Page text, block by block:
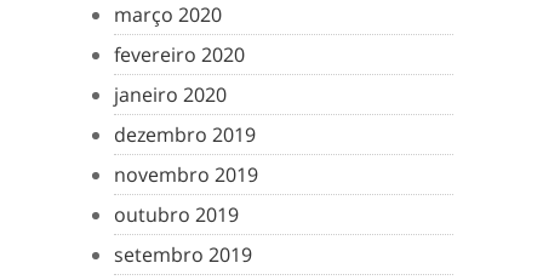
março 2020
fevereiro 2020
janeiro 2020
dezembro 2019
novembro 2019
outubro 2019
setembro 2019